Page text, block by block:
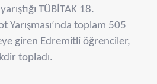
TÜBİTAK 18.
Yarışması’nda toplam 505
giren Edremitli öğrenciler,
topladı.